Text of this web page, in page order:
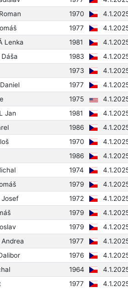
1970
1977
Lenka 1981
Dáša 1983
1973
1977
1975
Jan 1981
1986
1970
1986
1974
1979
Josef 1972
1979
1979
Andrea 1977
1976
1964
1977